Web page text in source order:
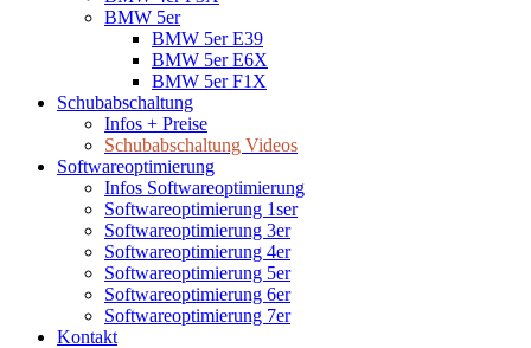
BMW 5er
BMW 5er E39
BMW 5er E6X
BMW 5er F1X
Schubabschaltung
Infos + Preise
Schubabschaltung Videos
Softwareoptimierung
Infos Softwareoptimierung
Softwareoptimierung 1ser
Softwareoptimierung 3er
Softwareoptimierung 4er
Softwareoptimierung 5er
Softwareoptimierung 6er
Softwareoptimierung 7er
Kontakt